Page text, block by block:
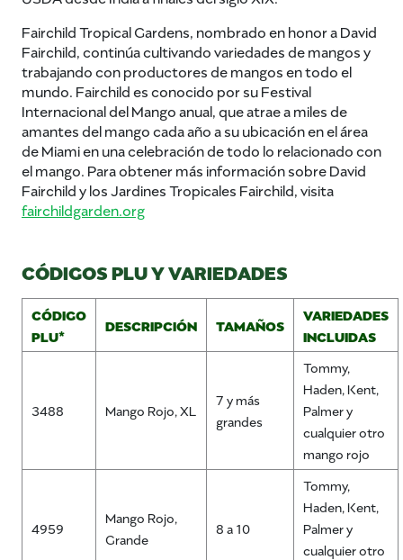
Fairchild Tropical Gardens, nombrado en honor a David
Fairchild, continúa cultivando variedades de mangos y
trabajando con productores de mangos en todo el
mundo. Fairchild es conocido por su Festival
Internacional del Mango anual, que atrae a miles de
amantes del mango cada año a su ubicación en el área
de Miami en una celebración de todo lo relacionado con
el mango. Para obtener más información sobre David
Fairchild y los Jardines Tropicales Fairchild, visita
fairchildgarden.org
CÓDIGOS PLU Y VARIEDADES
CÓDIGO
PLU*
DESCRIPCIÓN TAMAÑOS
VARIEDADES
INCLUIDAS
3488 Mango Rojo, XL
7 y más
grandes
Tommy,
Haden, Kent,
Palmer y
cualquier otro
mango rojo
4959
Mango Rojo,
Grande
8 a 10
Tommy,
Haden, Kent,
Palmer y
cualquier otro